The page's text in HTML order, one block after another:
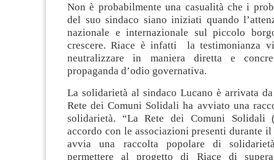
Non è probabilmente una casualità che i
del suo sindaco siano iniziati quando
nazionale e internazionale sul piccolo
crescere. Riace è infatti la testimonianza
neutralizzare in maniera diretta e
propaganda d’odio governativa.
La solidarietà al sindaco Lucano è arrivata
Rete dei Comuni Solidali ha avviato una
solidarietà. “La Rete dei Comuni Solidali
accordo con le associazioni presenti durante
avvia una raccolta popolare di
permettere al progetto di Riace di